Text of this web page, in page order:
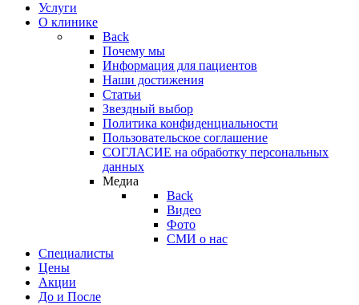
Услуги
О клинике
Back
Почему мы
Информация для пациентов
Наши достижения
Статьи
Звездный выбор
Политика конфиденциальности
Пользовательское соглашение
СОГЛАСИЕ на обработку персональных
данных
Медиа
Back
Видео
Фото
СМИ о нас
Специалисты
Цены
Акции
До и После